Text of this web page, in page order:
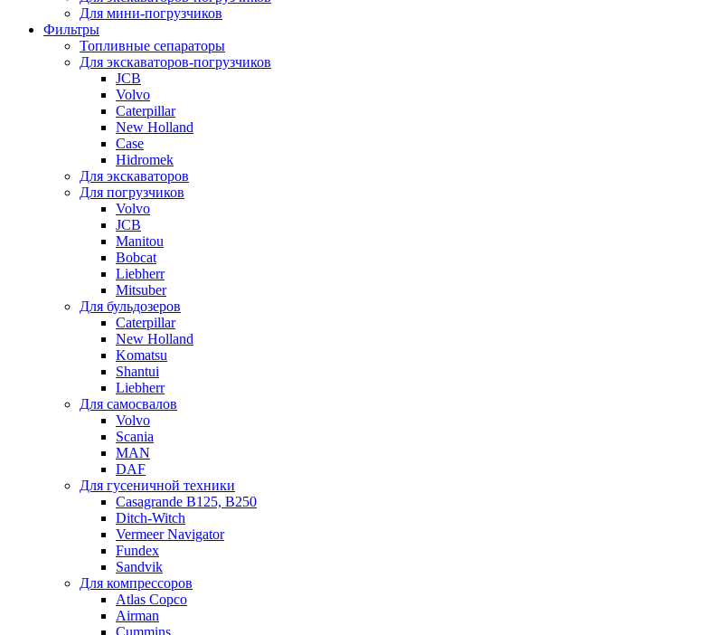
Для мини-погрузчиков
Фильтры
Топливные сепараторы
Для экскаваторов-погрузчиков
JCB
Volvo
Caterpillar
New Holland
Case
Hidromek
Для экскаваторов
Для погрузчиков
Volvo
JCB
Manitou
Bobcat
Liebherr
Mitsuber
Для бульдозеров
Caterpillar
New Holland
Komatsu
Shantui
Liebherr
Для самосвалов
Volvo
Scania
MAN
DAF
Для гусеничной техники
Casagrande B125, B250
Ditch-Witch
Vermeer Navigator
Fundex
Sandvik
Для компрессоров
Atlas Copco
Airman
Cummins